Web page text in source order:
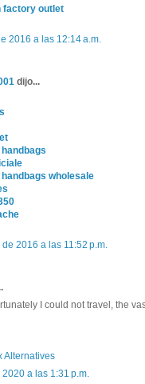
factory outlet
2016 a las 12:14 a.m.
dijo...
wholesale
2016 a las 11:52 p.m.
I could not travel, the
Alternatives
a las 1:31 p.m.